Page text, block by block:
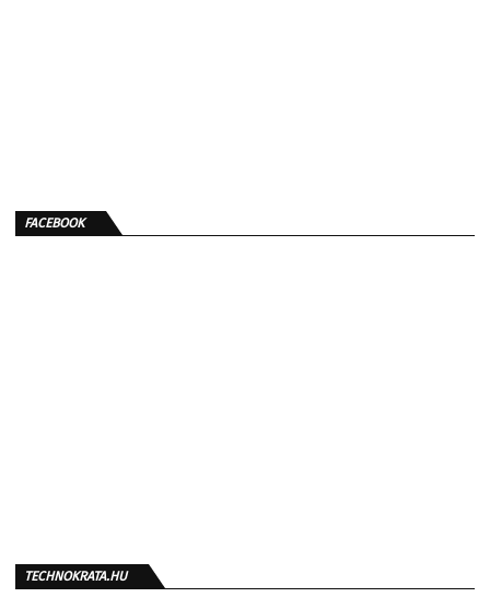
FACEBOOK
TECHNOKRATA.HU